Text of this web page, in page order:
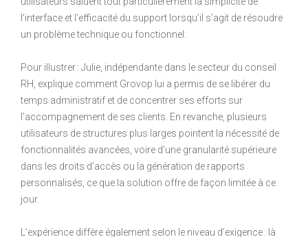
l’interface et l’efficacité du support lorsqu’il s’agit de résoudre
un problème technique ou fonctionnel.
Pour illustrer : Julie, indépendante dans le secteur du conseil
RH, explique comment Grovop lui a permis de se libérer du
temps administratif et de concentrer ses efforts sur
l’accompagnement de ses clients. En revanche, plusieurs
utilisateurs de structures plus larges pointent la nécessité de
fonctionnalités avancées, voire d’une granularité supérieure
dans les droits d’accès ou la génération de rapports
personnalisés, ce que la solution offre de façon limitée à ce
jour.
L’expérience diffère également selon le niveau d’exigence : là